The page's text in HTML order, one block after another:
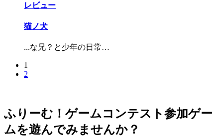
レビュー
猫ノ犬
...な兄？と少年の日常…
1
2
ふりーむ！ゲームコンテスト参加ゲー
ムを遊んでみませんか？